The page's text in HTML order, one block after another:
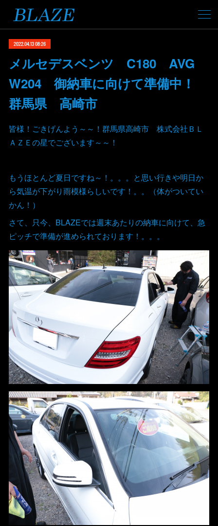
2022.04.13 08:26
メルセデスベンツ C180 AVG
W204 御納車に向けて準備中！
群馬県 高崎市
皆様！ごきげんよう～～！群馬県高崎市 株式会社ＢＬ
ＡＺＥの星でございます～～！
もうほとんど夏日ですね～！。。。と思い行きや明日か
ら気温が下がり雨模様らしいです！。。（体がついてい
かん！）
さて、只今、BLAZEでは週末あたりの納車に向けて、急
ピッチで準備が進められております！。。。